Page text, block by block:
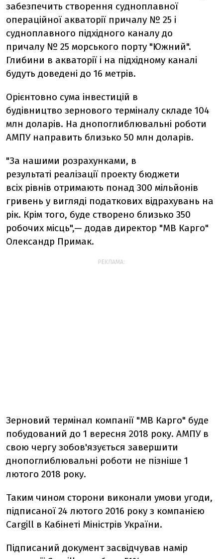
забезпечить створення судноплавної
операційної акваторії причалу № 25 і
судноплавного підхідного каналу до
причалу № 25 морського порту "Южний".
Глибини в акваторії і на підхідному каналі
будуть доведені до 16 метрів.
Орієнтовно сума інвестицій в
будівництво зернового терміналу складе 104
млн доларів. На днопоглиблювальні роботи
АМПУ направить близько 50 млн доларів.
"За нашими розрахунками, в
результаті реалізації проекту бюджети
всіх рівнів отримають понад 300 мільйонів
гривень у вигляді податкових відрахувань на
рік. Крім того, буде створено близько 350
робочих місць",— додав директор "МВ Карго"
Олександр Примак.
РЕКЛАМА:
Зерновий термінал компанії "МВ Карго" буде
побудований до 1 вересня 2018 року. АМПУ в
свою чергу зобов'язується завершити
днопоглиблювальні роботи не пізніше 1
лютого 2018 року.
Таким чином сторони виконали умови угоди,
підписаної 24 лютого 2016 року з компанією
Cargill в Кабінеті Міністрів України.
Підписаний документ засвідчував намір